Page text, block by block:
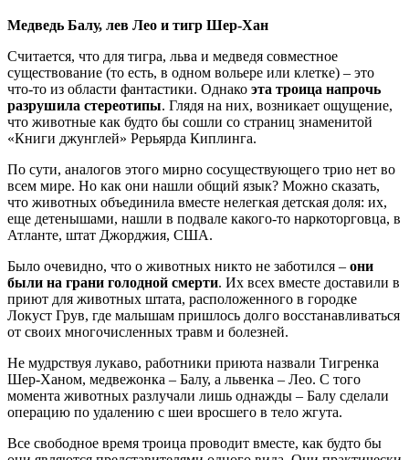
Медведь Балу, лев Лео и тигр Шер-Хан
Считается, что для тигра, льва и медведя совместное
существование (то есть, в одном вольере или клетке) – это
что-то из области фантастики. Однако эта троица напрочь
разрушила стереотипы. Глядя на них, возникает ощущение,
что животные как будто бы сошли со страниц знаменитой
«Книги джунглей» Рерьярда Киплинга.
По сути, аналогов этого мирно сосуществующего трио нет во
всем мире. Но как они нашли общий язык? Можно сказать,
что животных объединила вместе нелегкая детская доля: их,
еще детенышами, нашли в подвале какого-то наркоторговца, в
Атланте, штат Джорджия, США.
Было очевидно, что о животных никто не заботился – они
были на грани голодной смерти. Их всех вместе доставили в
приют для животных штата, расположенного в городке
Локуст Грув, где малышам пришлось долго восстанавливаться
от своих многочисленных травм и болезней.
Не мудрствуя лукаво, работники приюта назвали Тигренка
Шер-Ханом, медвежонка – Балу, а львенка – Лео. С того
момента животных разлучали лишь однажды – Балу сделали
операцию по удалению с шеи вросшего в тело жгута.
Все свободное время троица проводит вместе, как будто бы